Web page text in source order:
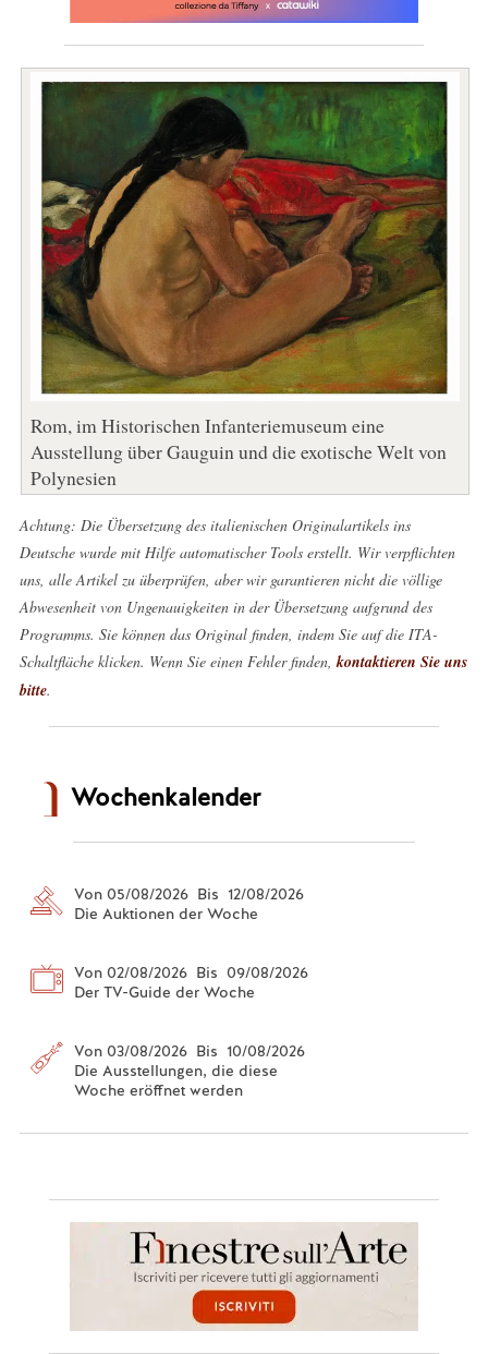
Rom, im Historischen Infanteriemuseum eine
Ausstellung über Gauguin und die exotische Welt von
Polynesien
Achtung: Die Übersetzung des italienischen Originalartikels ins
Deutsche wurde mit Hilfe automatischer Tools erstellt. Wir verpflichten
uns, alle Artikel zu überprüfen, aber wir garantieren nicht die völlige
Abwesenheit von Ungenauigkeiten in der Übersetzung aufgrund des
Programms. Sie können das Original finden, indem Sie auf die ITA-
Schaltfläche klicken. Wenn Sie einen Fehler finden, kontaktieren Sie uns
bitte.
Wochenkalender
Von 05/08/2026 Bis 12/08/2026
Die Auktionen der Woche
Von 02/08/2026 Bis 09/08/2026
Der TV-Guide der Woche
Von 03/08/2026 Bis 10/08/2026
Die Ausstellungen, die diese
Woche eröffnet werden